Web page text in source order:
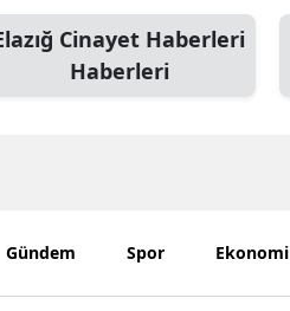
Cinayet Haberleri
Haberleri
Gündem Spor Ekonomi